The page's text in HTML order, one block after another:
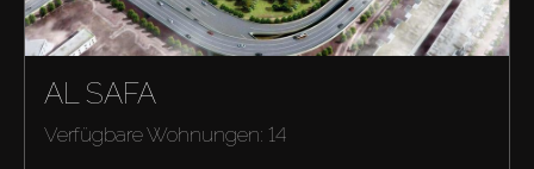
AL SAFA
Verfügbare Wohnungen: 14